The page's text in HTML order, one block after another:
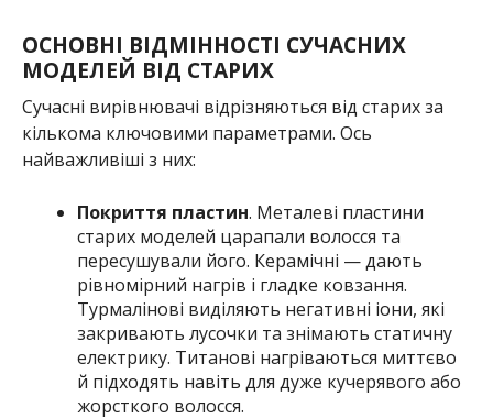
ОСНОВНІ ВІДМІННОСТІ СУЧАСНИХ
МОДЕЛЕЙ ВІД СТАРИХ
Сучасні вирівнювачі відрізняються від старих за
кількома ключовими параметрами. Ось
найважливіші з них:
Покриття пластин. Металеві пластини
старих моделей царапали волосся та
пересушували його. Керамічні — дають
рівномірний нагрів і гладке ковзання.
Турмалінові виділяють негативні іони, які
закривають лусочки та знімають статичну
електрику. Титанові нагріваються миттєво
й підходять навіть для дуже кучерявого або
жорсткого волосся.